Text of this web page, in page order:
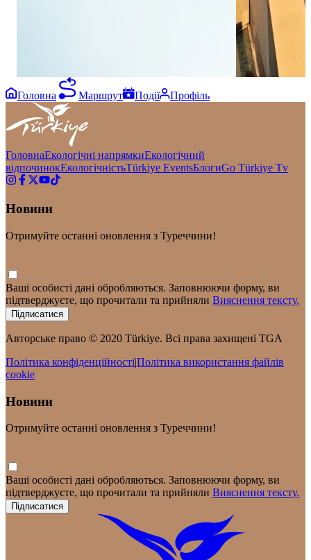
Головна Маршрут Події Профіль
ГоловнаЕкологічні напрямкиЕкологічний
відпочинокЕкологічністьTürkiye EventsБлогиGo Türkiye Tv
Новини
Отримуйте останні оновлення з Туреччини!
Ваші особисті дані обробляються. Заповнюючи форму, ви
підтверджуєте, що прочитали та прийняли Вияснення тексту.
Підписатися
Авторське право © 2020 Türkiye. Всі права захищені TGA
Політика конфіденційності|Політика використання файлів
cookie
Новини
Отримуйте останні оновлення з Туреччини!
Ваші особисті дані обробляються. Заповнюючи форму, ви
підтверджуєте, що прочитали та прийняли Вияснення тексту.
Підписатися